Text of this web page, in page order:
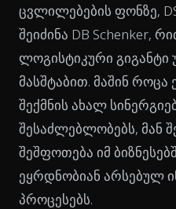
ცვლილებების ფონზე,
შეიძინა DB Schenker,
ლოგისტიკური გიგანტი
მასშტაბით. მაშინ როცა
შექმნის ახალ
შესაძლებლობებს, მან
შეშფოთება იმ
ეყრდნობიან არსებულ
პროცესებს.